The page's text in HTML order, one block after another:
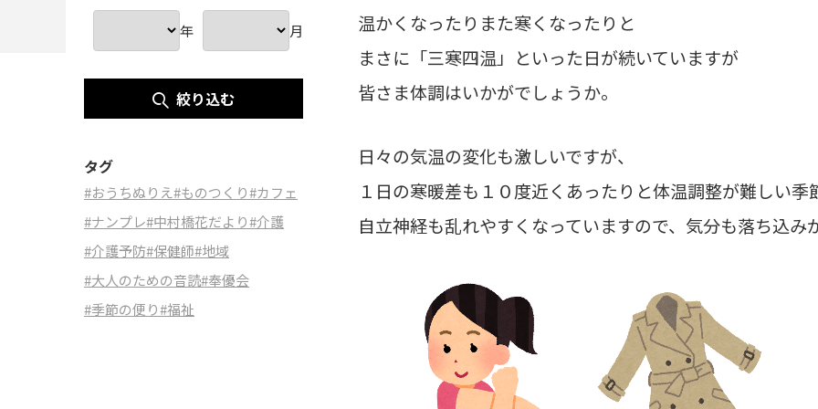
温かくなったりまた寒くなったりと
まさに「三寒四温」といった日が続いていますが
皆さま体調はいかがでしょうか。
日々の気温の変化も激しいですが、
１日の寒暖差も１０度近くあったりと体温調整が難しい季
自立神経も乱れやすくなっていますので、気分も落ち込み
年 月
絞り込む
タグ
#おうちぬりえ#ものつくり#カフェ
#ナンプレ#中村橋花だより#介護
#介護予防#保健師#地域
#大人のための音読#奉優会
#季節の便り#福祉